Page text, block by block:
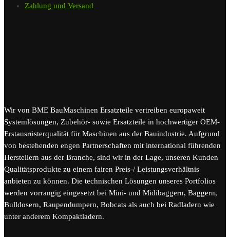
Zahlung und Versand
Wir von BME BauMaschinen Ersatzteile vertreiben europaweit
Systemlösungen, Zubehör- sowie Ersatzteile in hochwertiger OEM-
Erstausrüsterqualität für Maschinen aus der Bauindustrie. Aufgrund
von bestehenden engen Partnerschaften mit international führenden
Herstellern aus der Branche, sind wir in der Lage, unseren Kunden
Qualitätsprodukte zu einem fairen Preis-/ Leistungsverhältnis
anbieten zu können. Die technischen Lösungen unseres Portfolios
werden vorrangig eingesetzt bei Mini- und Midibaggern, Baggern,
Bulldosern, Raupendumpern, Bobcats als auch bei Radladern wie
unter anderem Kompaktladern.